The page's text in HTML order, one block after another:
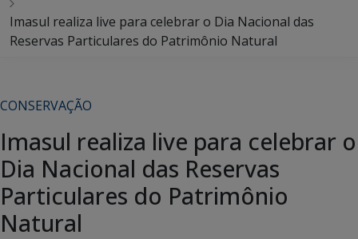
Imasul realiza live para celebrar o Dia Nacional das
Reservas Particulares do Patrimônio Natural
CONSERVAÇÃO
Imasul realiza live para celebrar o
Dia Nacional das Reservas
Particulares do Patrimônio
Natural